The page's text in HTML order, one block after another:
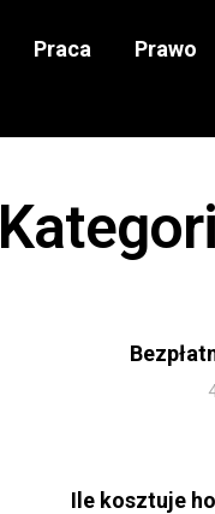
Praca Prawo
Ile kosztuje